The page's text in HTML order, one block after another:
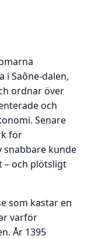
i Saône-dalen,
ordnar över
och
Senare
för
kunde
– och plötsligt
som kastar en
varför
År 1395